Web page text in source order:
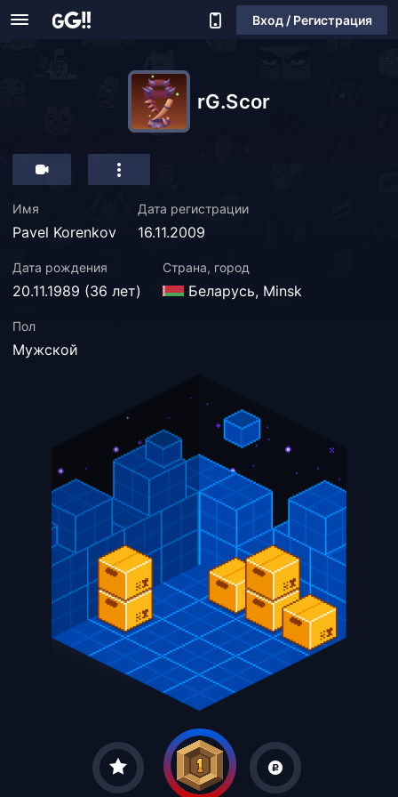
Вход / Регистрация
rG.Scor
Имя
Pavel Korenkov
Дата регистрации
16.11.2009
Дата рождения
20.11.1989 (36 лет)
Страна, город
Беларусь, Minsk
Пол
Мужской